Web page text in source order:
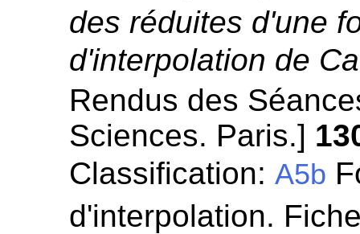
des réduites d'une
d'interpolation de
Rendus des
Sciences. Paris.]
Classification:A5b
d'interpolation.